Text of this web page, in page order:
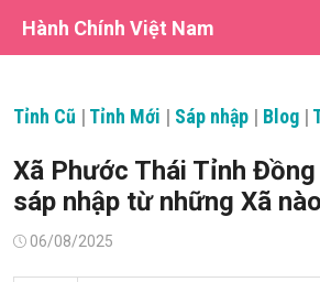
Hành Chính Việt Nam
Tỉnh Cũ | Tỉnh Mới | Sáp nhập | Blog |
Xã Phước Thái Tỉnh
sáp nhập từ những Xã
Đăng06/08/2025